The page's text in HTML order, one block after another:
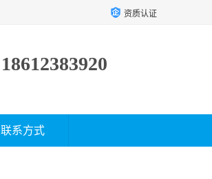
资质认证
18612383920
联系方式